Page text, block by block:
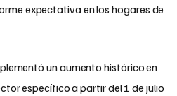
expectativa en los hogares de
un aumento histórico en
específico a partir del 1 de julio